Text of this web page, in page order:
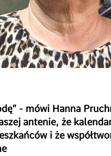
- mówi Hanna
antenie, że
i że